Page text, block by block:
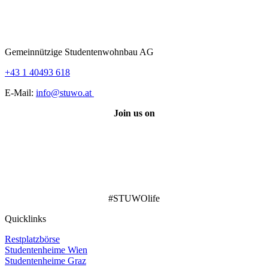
Gemeinnützige Studentenwohnbau AG
+43 1 40493 618
E-Mail: info@stuwo.at
Join us on
#STUWOlife
Quicklinks
Restplatzbörse
Studentenheime Wien
Studentenheime Graz